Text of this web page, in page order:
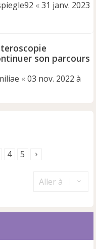
«31 janv. 2023
son parcours
«03 nov. 2022 à
4 5
Aller à